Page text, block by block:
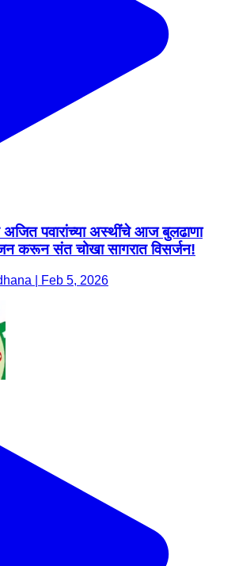
पवारांच्या अस्थींचे आज बुलढाणा
करून संत चोखा सागरात विसर्जन!
| Feb 5, 2026